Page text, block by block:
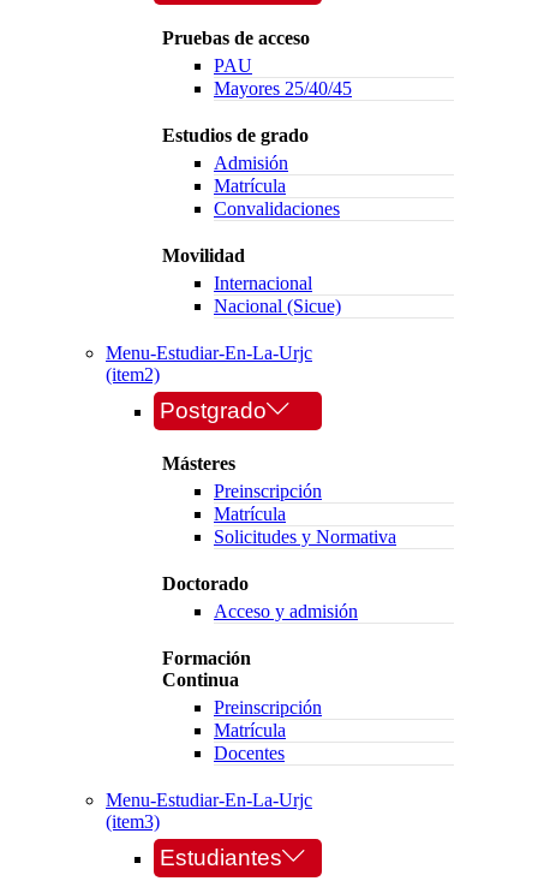
Pruebas de acceso
PAU
Mayores 25/40/45
Estudios de grado
Admisión
Matrícula
Convalidaciones
Movilidad
Internacional
Nacional (Sicue)
Menu-Estudiar-En-La-Urjc
(item2)
Postgrado
Másteres
Preinscripción
Matrícula
Solicitudes y Normativa
Doctorado
Acceso y admisión
Formación
Continua
Preinscripción
Matrícula
Docentes
Menu-Estudiar-En-La-Urjc
(item3)
Estudiantes